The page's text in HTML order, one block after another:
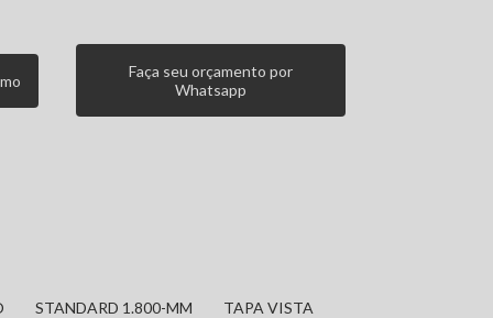
Faça seu orçamento por
Whatsapp
STANDARD 1.800-MM TAPA VISTA